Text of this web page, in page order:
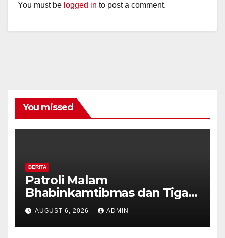
You must be logged in to post a comment.
You missed
BERITA
Patroli Malam
Bhabinkamtibmas dan Tiga
Pilar Kelurahan Ungaran
Perkuat Kamtibmas, Warga
Diajak Aktifkan Ronda
AUGUST 6, 2026 ADMIN